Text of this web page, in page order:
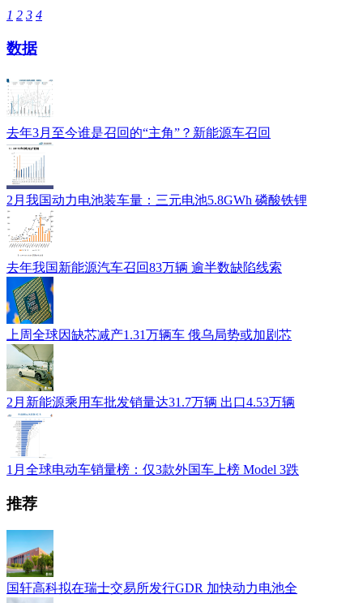
1 2 3 4
数据
去年3月至今谁是召回的“主角”？新能源车召回
2月我国动力电池装车量：三元电池5.8GWh 磷酸铁锂
去年我国新能源汽车召回83万辆 逾半数缺陷线索
上周全球因缺芯减产1.31万辆车 俄乌局势或加剧芯
2月新能源乘用车批发销量达31.7万辆 出口4.53万辆
1月全球电动车销量榜：仅3款外国车上榜 Model 3跌
推荐
国轩高科拟在瑞士交易所发行GDR 加快动力电池全